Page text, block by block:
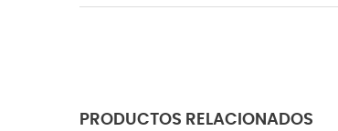
PRODUCTOS RELACIONADOS